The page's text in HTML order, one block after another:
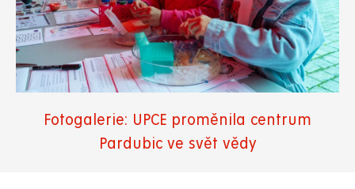
Fotogalerie: UPCE proměnila centrum
Pardubic ve svět vědy